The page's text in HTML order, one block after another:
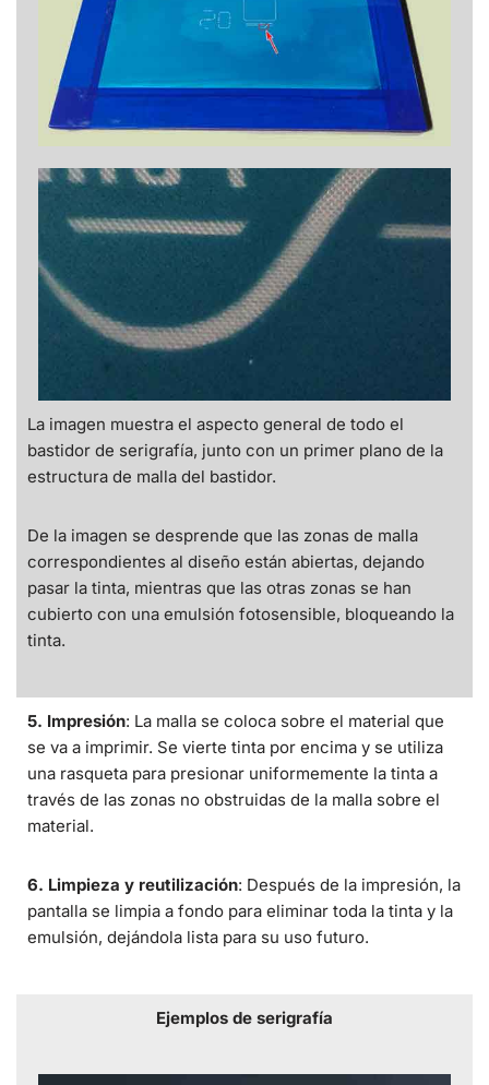
La imagen muestra el aspecto general de todo el
bastidor de serigrafía, junto con un primer plano de la
estructura de malla del bastidor.
De la imagen se desprende que las zonas de malla
correspondientes al diseño están abiertas, dejando
pasar la tinta, mientras que las otras zonas se han
cubierto con una emulsión fotosensible, bloqueando la
tinta.
5. Impresión: La malla se coloca sobre el material que
se va a imprimir. Se vierte tinta por encima y se utiliza
una rasqueta para presionar uniformemente la tinta a
través de las zonas no obstruidas de la malla sobre el
material.
6. Limpieza y reutilización: Después de la impresión, la
pantalla se limpia a fondo para eliminar toda la tinta y la
emulsión, dejándola lista para su uso futuro.
Ejemplos de serigrafía